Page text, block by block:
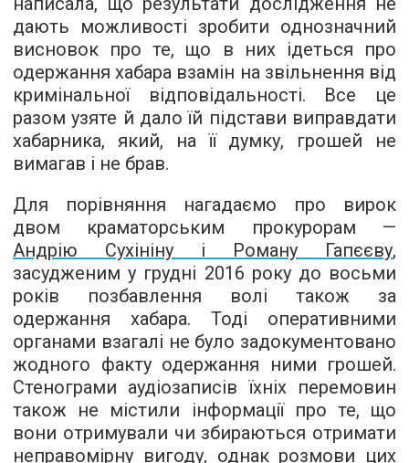
дають можливості зробити однозначний
висновок про те, що в них ідеться про
одержання хабара взамін на звільнення від
кримінальної відповідальності. Все це
разом узяте й дало їй підстави виправдати
хабарника, який, на її думку, грошей не
вимагав і не брав.
Для порівняння нагадаємо про вирок
двом краматорським прокурорам —
Андрію Сухініну і Роману Гапєєву,
засудженим у грудні 2016 року до восьми
років позбавлення волі також за
одержання хабара. Тоді оперативними
органами взагалі не було задокументовано
жодного факту одержання ними грошей.
Стенограми аудіозаписів їхніх перемовин
також не містили інформації про те, що
вони отримували чи збираються отримати
неправомірну вигоду, однак розмови цих